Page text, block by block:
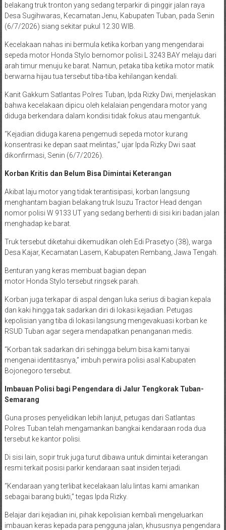
belakang truk tronton yang sedang terparkir di pinggir jalan raya
Desa Sugihwaras, Kecamatan Jenu, Kabupaten Tuban, pada Senin
(6/7/2026) siang sekitar pukul 12.30 WIB.
Kecelakaan nahas ini bermula ketika korban yang mengendarai
sepeda motor Honda Stylo bernomor polisi L 3243 BAY melaju dari
arah timur menuju ke barat. Namun, petaka tiba ketika motor matik
berwarna hijau tua tersebut tiba-tiba kehilangan kendali.
Kanit Gakkum Satlantas Polres Tuban, Ipda Rizky Dwi, menjelaskan
bahwa kecelakaan dipicu oleh kelalaian pengendara motor yang
diduga berkendara dalam kondisi tidak fokus atau mengantuk.
“Kejadian diduga karena pengemudi sepeda motor kurang
konsentrasi ke depan saat melintas,” ujar Ipda Rizky Dwi saat
dikonfirmasi, Senin (6/7/2026).
Korban Kritis dan Belum Bisa Dimintai Keterangan
Akibat laju motor yang tidak terantisipasi, korban langsung
menghantam bagian belakang truk Isuzu Tractor Head dengan
nomor polisi W 9133 UT yang sedang berhenti di sisi kiri badan jalan
menghadap ke barat.
Truk tersebut diketahui dikemudikan oleh Edi Prasetyo (38), warga
Desa Kajar, Kecamatan Lasem, Kabupaten Rembang, Jawa Tengah.
Benturan yang keras membuat bagian depan
motor Honda Stylo tersebut ringsek parah.
Korban juga terkapar di aspal dengan luka serius di bagian kepala
dan kaki hingga tak sadarkan diri di lokasi kejadian. Petugas
kepolisian yang tiba di lokasi langsung mengevakuasi korban ke
RSUD Tuban agar segera mendapatkan penanganan medis.
“Korban tak sadarkan diri sehingga belum bisa kami tanyai
mengenai identitasnya,” imbuh perwira polisi asal Kabupaten
Bojonegoro tersebut.
Imbauan Polisi bagi Pengendara di Jalur Tengkorak Tuban-
Semarang
Guna proses penyelidikan lebih lanjut, petugas dari Satlantas
Polres Tuban telah mengamankan bangkai kendaraan roda dua
tersebut ke kantor polisi.
Di sisi lain, sopir truk juga turut dibawa untuk dimintai keterangan
resmi terkait posisi parkir kendaraan saat insiden terjadi.
“Kendaraan yang terlibat kecelakaan lalu lintas kami amankan
sebagai barang bukti,” tegas Ipda Rizky.
Belajar dari kejadian ini, pihak kepolisian kembali mengeluarkan
imbauan keras kepada para pengguna jalan, khususnya pengendara